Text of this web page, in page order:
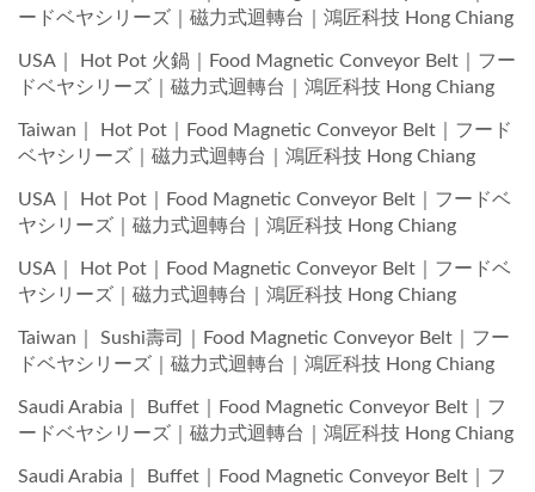
ードベヤシリーズ｜磁力式迴轉台｜鴻匠科技 Hong Chiang
USA｜ Hot Pot 火鍋｜Food Magnetic Conveyor Belt｜フー
ドベヤシリーズ｜磁力式迴轉台｜鴻匠科技 Hong Chiang
Taiwan｜ Hot Pot｜Food Magnetic Conveyor Belt｜フード
ベヤシリーズ｜磁力式迴轉台｜鴻匠科技 Hong Chiang
USA｜ Hot Pot｜Food Magnetic Conveyor Belt｜フードベ
ヤシリーズ｜磁力式迴轉台｜鴻匠科技 Hong Chiang
USA｜ Hot Pot｜Food Magnetic Conveyor Belt｜フードベ
ヤシリーズ｜磁力式迴轉台｜鴻匠科技 Hong Chiang
Taiwan｜ Sushi壽司｜Food Magnetic Conveyor Belt｜フー
ドベヤシリーズ｜磁力式迴轉台｜鴻匠科技 Hong Chiang
Saudi Arabia｜ Buffet｜Food Magnetic Conveyor Belt｜フ
ードベヤシリーズ｜磁力式迴轉台｜鴻匠科技 Hong Chiang
Saudi Arabia｜ Buffet｜Food Magnetic Conveyor Belt｜フ